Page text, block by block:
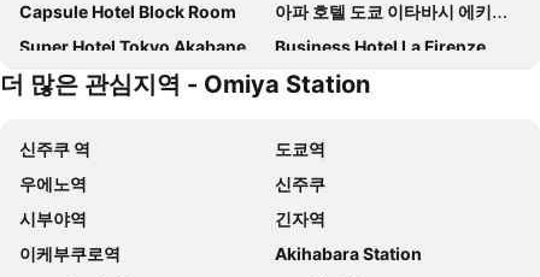
Capsule Hotel Block Room
아파 호텔 도쿄 이타바시 에키마에
Super Hotel Tokyo Akabane Eki Minamiguchi
Business Hotel La Firenze
Hotel Hilltop
JR-이스트 호텔 메츠 아카바네
Candeo Hotels Omiya
Toyoko Inn Kawaguchi Ekimae
FLEXSTAY INN Tokiwadai
Super Hotel Saitama Kawagoe
토요코인 사이타마 도다 코엔 에키 니시 구치
AKABANEHOLIC HOTEL
호텔 라이브맥스 사이타마 아사카에키마에
Toyoko Inn Shiki eki Higashi guchi
더 많은 관심지역 - Omiya Station
신주쿠 역
도쿄역
우에노역
신주쿠
시부야역
긴자역
이케부쿠로역
Akihabara Station